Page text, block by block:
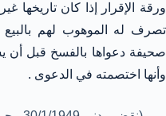
ورقة الإقرار إذا كان تاريخها
تصرف له الموهوب لهم
صحيفة دعواها بالفسخ قبل أن
وأنها اختصمته في الدعوى .